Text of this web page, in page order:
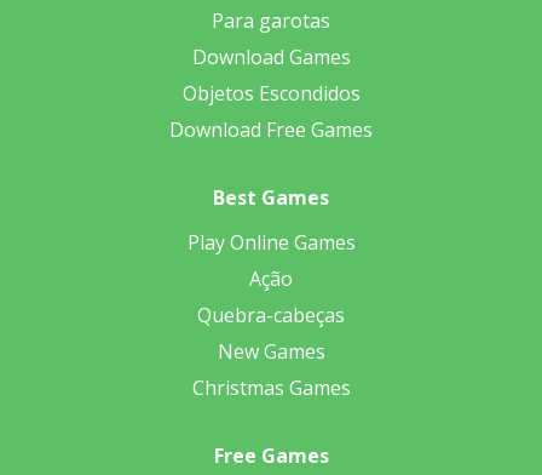
Para garotas
Download Games
Objetos Escondidos
Download Free Games
Best Games
Play Online Games
Ação
Quebra-cabeças
New Games
Christmas Games
Free Games